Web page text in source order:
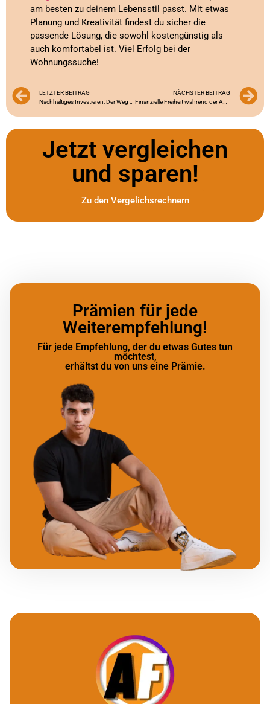
am besten zu deinem Lebensstil passt. Mit etwas
Planung und Kreativität findest du sicher die
passende Lösung, die sowohl kostengünstig als
auch komfortabel ist. Viel Erfolg bei der
Wohnungssuche!
LETZTER BEITRAG
NÄCHSTER BEITRAG
Jetzt vergleichen
und sparen!
Zu den Vergelichsrechnern
Prämien für jede
Weiterempfehlung!
Für jede Empfehlung, der du etwas Gutes tun
möchtest,
erhältst du von uns eine Prämie.